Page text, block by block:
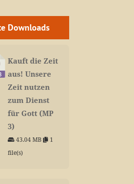
Downloads
Kauft die Zeit
aus! Unsere
Zeit nutzen
zum Dienst
für Gott (MP
3)
43.04 MB
1
file(s)